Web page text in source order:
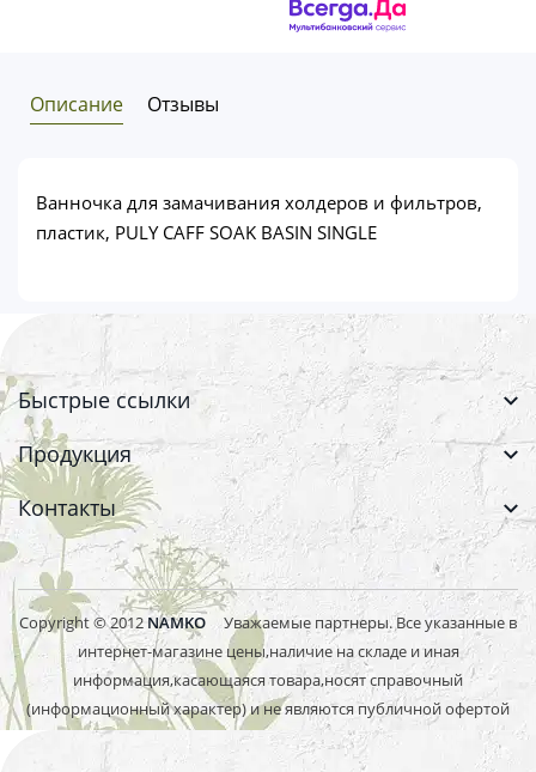
Описание Отзывы
Ванночка для замачивания холдеров и фильтров,
пластик, PULY CAFF SOAK BASIN SINGLE
Быстрые ссылки
Продукция
Контакты
Copyright © 2012 NAMKO Уважаемые партнеры. Все указанные в
интернет-магазине цены,наличие на складе и иная
информация,касающаяся товара,носят справочный
(информационный характер) и не являются публичной офертой